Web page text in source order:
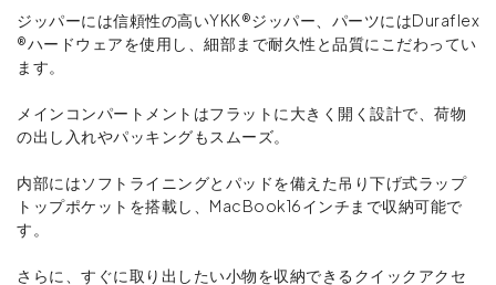
ジッパーには信頼性の高いYKK®ジッパー、パーツにはDuraflex
®ハードウェアを使用し、細部まで耐久性と品質にこだわってい
ます。
メインコンパートメントはフラットに大きく開く設計で、荷物
の出し入れやパッキングもスムーズ。
内部にはソフトライニングとパッドを備えた吊り下げ式ラップ
トップポケットを搭載し、MacBook16インチまで収納可能で
す。
さらに、すぐに取り出したい小物を収納できるクイックアクセ